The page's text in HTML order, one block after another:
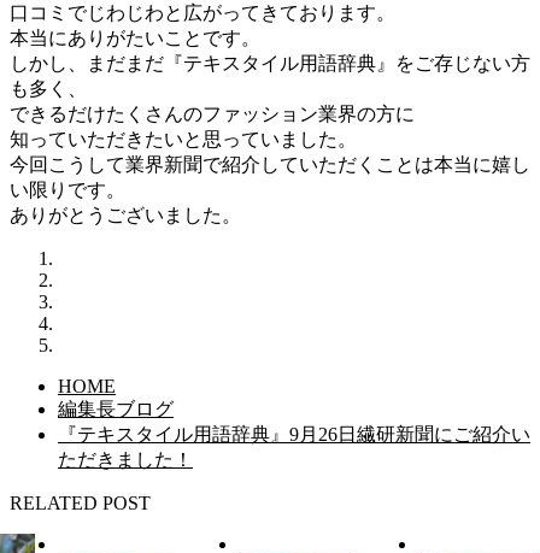
口コミでじわじわと広がってきております。
本当にありがたいことです。
しかし、まだまだ『テキスタイル用語辞典』をご存じない方
も多く、
できるだけたくさんのファッション業界の方に
知っていただきたいと思っていました。
今回こうして業界新聞で紹介していただくことは本当に嬉し
い限りです。
ありがとうございました。
HOME
編集長ブログ
『テキスタイル用語辞典』9月26日繊研新聞にご紹介い
ただきました！
RELATED POST